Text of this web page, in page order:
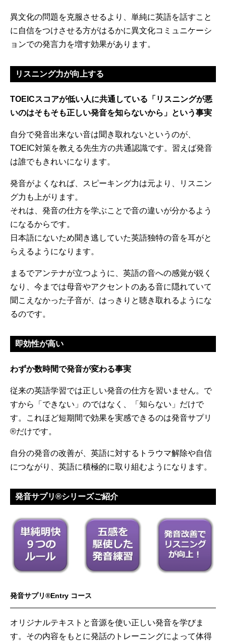
異文化の問題を克服させるより、単純に英語を話すこと
に自信をつけさせる方がはるかに異文化コミュニケーシ
ョンでの発言力を増す効果があります。
リスニング力が向上する
TOEICスコアが低い人に共通している「リスニングが悪
いのはそもそも正しい発音を知らないから」という事実
自分で発音出来ない音は聞き取れないというのが、
TOEIC対策を教える先生方の共通認識です。習えば発音
は誰でもきれいになります。
発音がよくなれば、スピーキング力は元より、リスニン
グ力も上がります。
それは、発音の仕方を学ぶことで音の違いが分かるよう
になるからです。
日本語にないため聞き逃していた英語独特の音を耳がと
らえるようになります。
まるでアンテナが立つように、英語の音への感覚が鋭く
なり、今までは母音やアクセントのある音に隠れていて
聞こえなかった子音が、はっきりと聴き取れるようにな
るのです。
即効性が高い
わずか数時間で発音が変わる事実
従来の英語学習では正しい発音の仕方を習いません。で
すから「できない」のではなく、「知らない」だけで
す。これほど短期間で効果を実感できるのは発音サプリ
®だけです。
自分の発音の改善が、英語に対するトラウマ解除や自信
につながり、英語に積極的に取り組むようになります。
発音サプリ®シリーズご紹介
発音サプリ®Entry コース
オリジナルテキストと音源を使い正しい発音を学びま
す。その内容をもとに発話のトレーニングによって体得